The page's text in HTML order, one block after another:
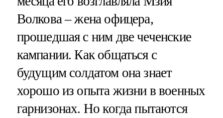
Волкова – жена офицера,
прошедшая с ним две чеченские
кампании. Как общаться с
будущим солдатом она знает
хорошо из опыта жизни в военных
гарнизонах. Но когда пытаются